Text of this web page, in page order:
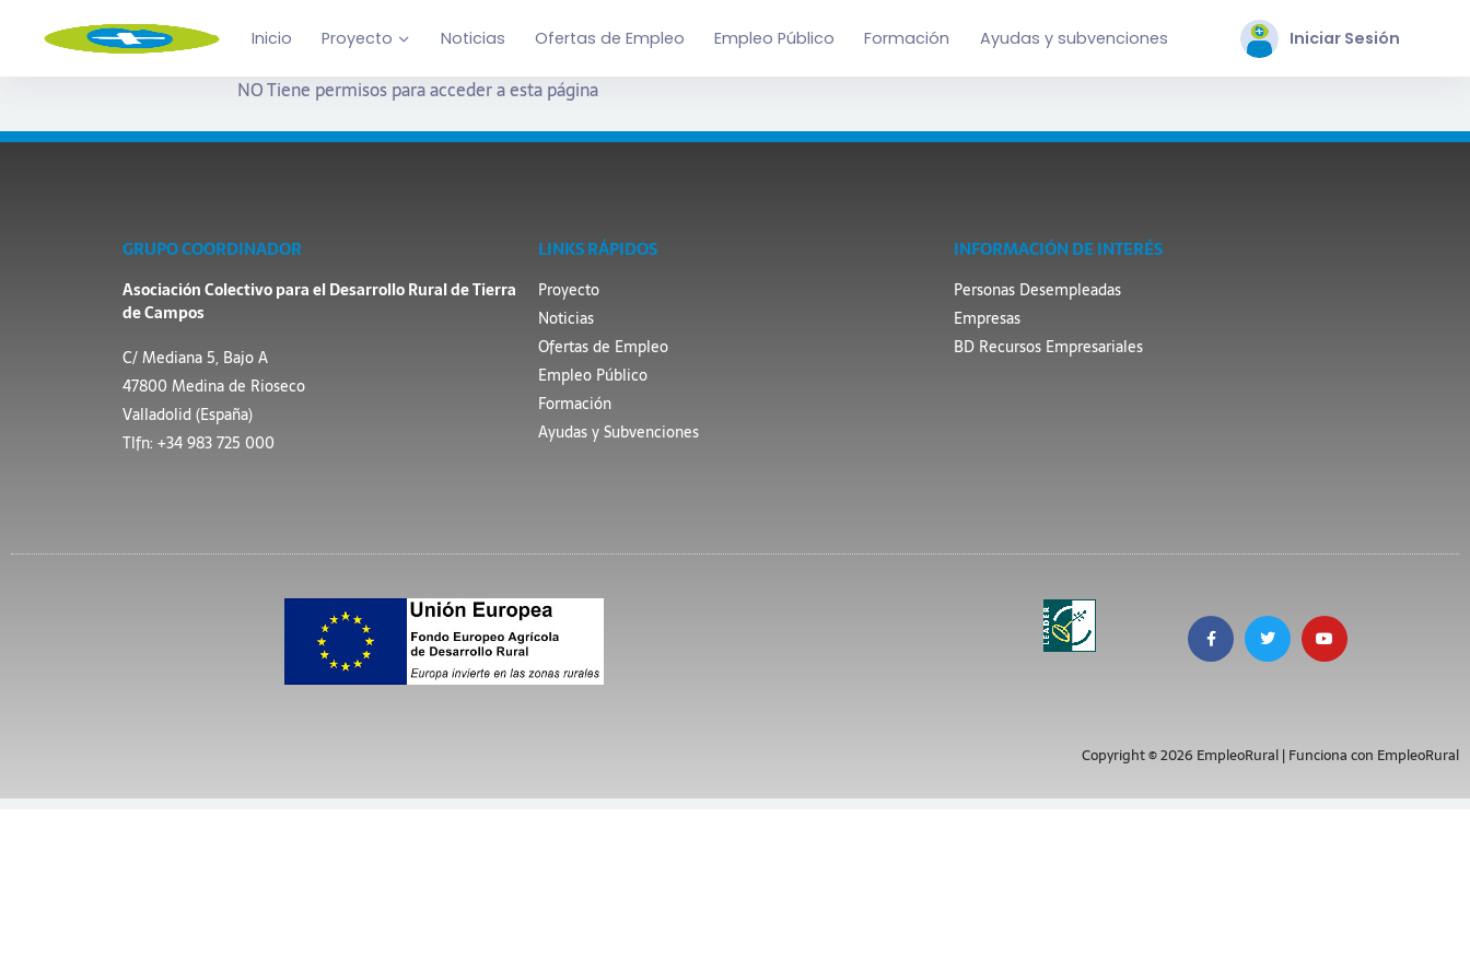
Inicio Proyecto Noticias Ofertas de Empleo Empleo Público Formación Ayudas y subvenciones Iniciar Sesión
NO Tiene permisos para acceder a esta página
GRUPO COORDINADOR
Asociación Colectivo para el Desarrollo Rural de Tierra
de Campos
C/ Mediana 5, Bajo A
47800 Medina de Rioseco
Valladolid (España)
Tlfn: +34 983 725 000
LINKS RÁPIDOS
Proyecto
Noticias
Ofertas de Empleo
Empleo Público
Formación
Ayudas y Subvenciones
INFORMACIÓN DE INTERÉS
Personas Desempleadas
Empresas
BD Recursos Empresariales
Copyright © 2026 EmpleoRural | Funciona con EmpleoRural